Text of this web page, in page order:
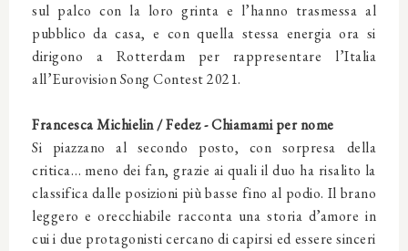
sul palco con la loro grinta e l’hanno trasmessa al
pubblico da casa, e con quella stessa energia ora si
dirigono a Rotterdam per rappresentare l’Italia
all’Eurovision Song Contest 2021.
Francesca Michielin / Fedez - Chiamami per nome
Si piazzano al secondo posto, con sorpresa della
critica… meno dei fan, grazie ai quali il duo ha risalito la
classifica dalle posizioni più basse fino al podio. Il brano
leggero e orecchiabile racconta una storia d’amore in
cui i due protagonisti cercano di capirsi ed essere sinceri